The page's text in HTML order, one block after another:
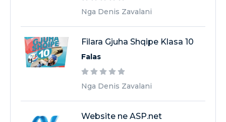
Nga Denis Zavalani
Filara Gjuha Shqipe Klasa 10
Falas
Nga Denis Zavalani
Website ne ASP.net